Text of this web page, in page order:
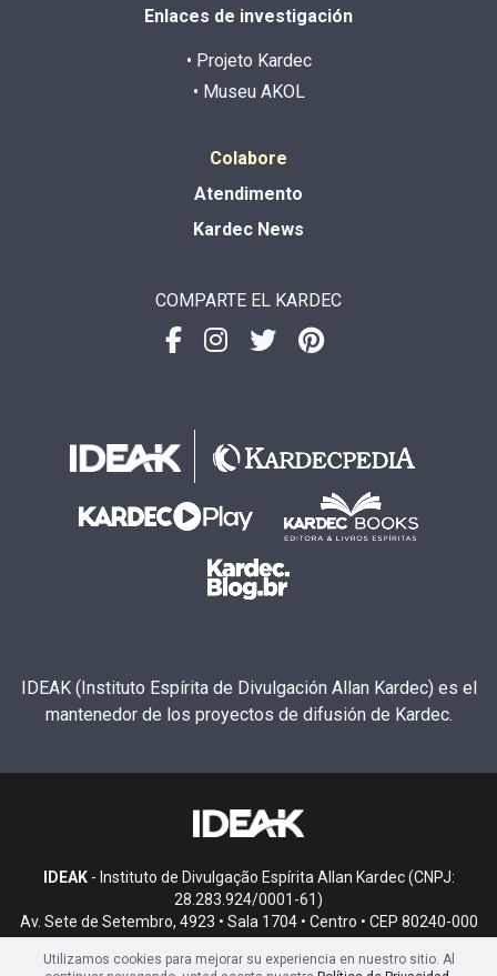
Enlaces de investigación
• Projeto Kardec
• Museu AKOL
Colabore
Atendimento
Kardec News
COMPARTE EL KARDEC
IDEAK (Instituto Espírita de Divulgación Allan Kardec) es el
mantenedor de los proyectos de difusión de Kardec.
IDEAK- Instituto de Divulgação Espírita Allan Kardec (CNPJ:
28.283.924/0001-61)
Av. Sete de Setembro, 4923 • Sala 1704 • Centro • CEP 80240-000
Utilizamos cookies para mejorar su experiencia en nuestro sitio. Al